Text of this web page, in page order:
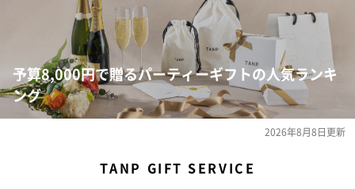
予算8,000円で贈るパーティーギフトの人気ランキ
ング
2026年8月8日更新
TANP GIFT SERVICE